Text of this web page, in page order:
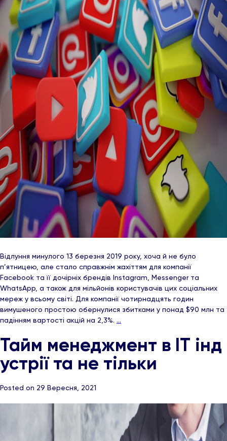
Відлуння минулого 13 березня 2019 року, хоча й не було
п’ятницею, але стало справжнім жахіттям для компанії
Facebook та її дочірніх брендів Instagram, Messenger та
WhatsApp, а також для мільйонів користувачів цих соціальних
мереж у всьому світі. Для компанії чотирнадцять годин
вимушеного простою обернулися збитками у понад $90 млн та
падінням вартості акцій на 2,3%. …
Тайм менеджмент в ІТ інд
устрії та не тільки
Posted on 29 Вересня, 2021